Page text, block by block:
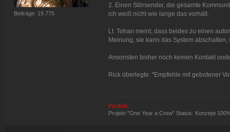
Beiträge: 19.775
2. Einen Störsender, die gesamte
ich weiß nicht wie lange das vorhält.
Lt. Tohan meint, dass beides zu einen
Meinung, sie kann das System
Ansonsten bisher noch keinen Kontakt
Rick überlegte: "Empfehle mit gebotener
Portfolio
Projekt "One Year a Crew" Status: Konzept